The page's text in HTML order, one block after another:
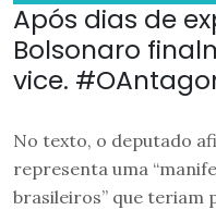
Após dias de
Bolsonaro
vice.
No texto, o deputado
representa uma
brasileiros” que teriam